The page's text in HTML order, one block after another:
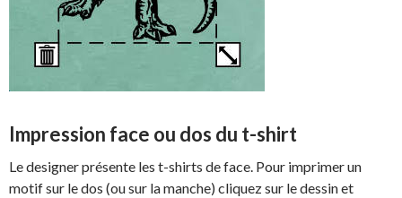
Impression face ou dos du t-shirt
Le designer présente les t-shirts de face. Pour imprimer un
motif sur le dos (ou sur la manche) cliquez sur le dessin et